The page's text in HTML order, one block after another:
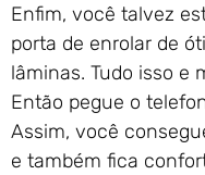
Enfim, você talvez
porta de enrolar de
lâminas. Tudo isso e
Então pegue o
Assim, você
e também fica